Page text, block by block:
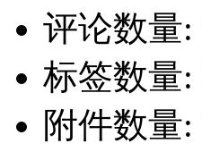
评论数量:
标签数量:
附件数量: